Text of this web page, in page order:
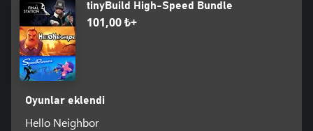
tinyBuild High-Speed Bundle
101,00 ₺+
Oyunlar eklendi
Hello Neighbor